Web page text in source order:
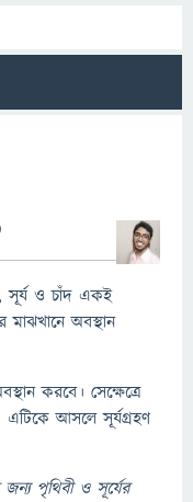
সূর্য ও চাঁদ একই
অবস্থান
করবে। সেক্ষেত্রে
এটিকে আসলে সূর্যগ্রহণ
পৃথিবী ও সূর্যের